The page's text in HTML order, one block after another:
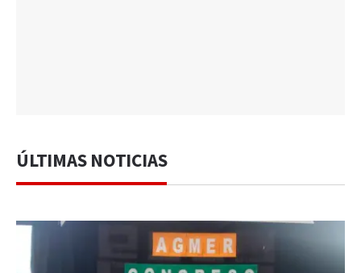
ÚLTIMAS NOTICIAS